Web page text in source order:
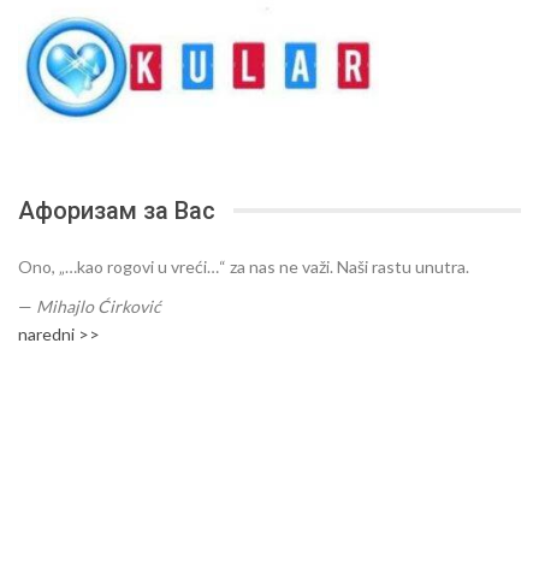
Афоризам за Вас
Ono, „…kao rogovi u vreći…“ za nas ne važi. Naši rastu unutra.
— Mihajlo Ćirković
naredni >>